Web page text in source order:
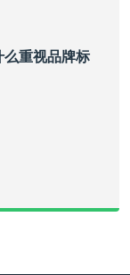
重视品牌标